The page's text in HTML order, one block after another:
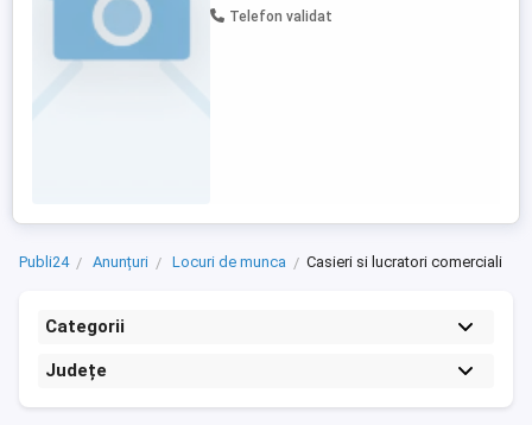
Calitati personale : aptitudine de invatare
Telefon validat
Publi24 Anunțuri Locuri de munca Casieri si lucratori comerciali
Categorii
Județe